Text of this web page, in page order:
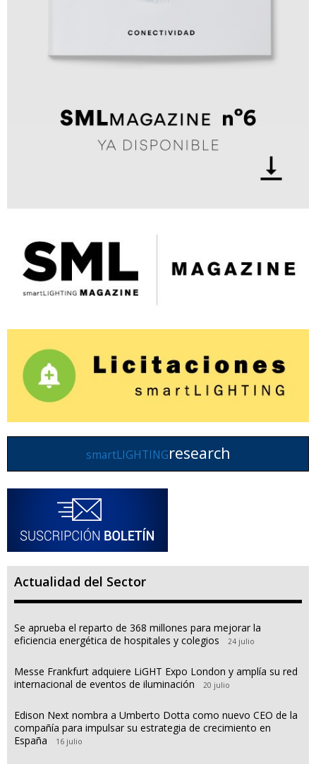
smartLIGHTINGresearch
Actualidad del Sector
Se aprueba el reparto de 368 millones para mejorar la
eficiencia energética de hospitales y colegios
24 julio
Messe Frankfurt adquiere LiGHT Expo London y amplía su red
internacional de eventos de iluminación
20 julio
Edison Next nombra a Umberto Dotta como nuevo CEO de la
compañía para impulsar su estrategia de crecimiento en
España
16 julio